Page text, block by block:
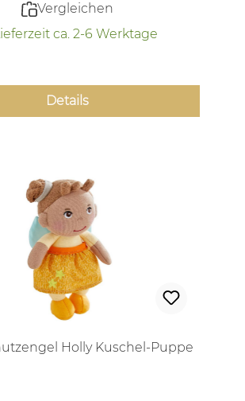
Vergleichen
ca. 2-6 Werktage
Details
Holly Kuschel-Puppe